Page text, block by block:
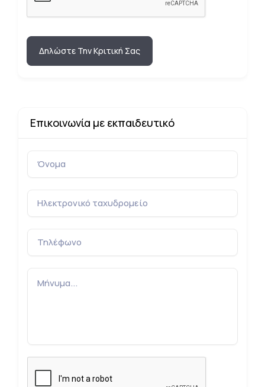
Δηλώστε Την Κριτική Σας
Επικοινωνία με εκπαιδευτικό